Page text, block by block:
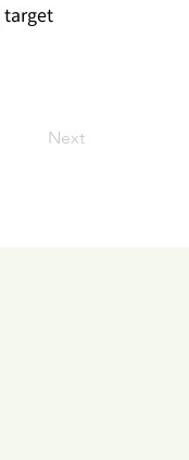
target
Next